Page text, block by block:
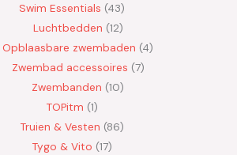
Swim Essentials 43
Luchtbedden 12
Opblaasbare zwembaden 4
Zwembad accessoires 7
Zwembanden 10
TOPitm 1
Truien & Vesten 86
Tygo & Vito 17